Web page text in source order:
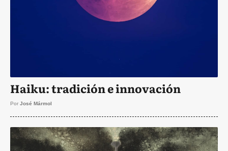
Haiku: tradición e innovación
Por José Mármol